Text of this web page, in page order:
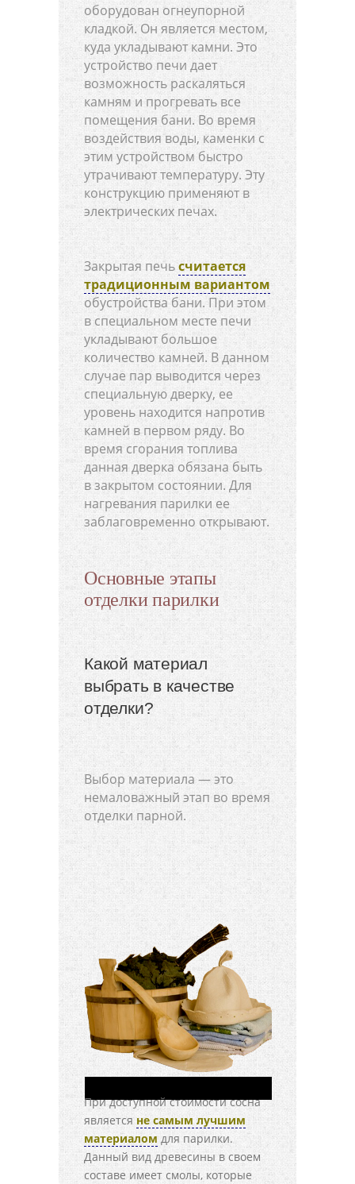
оборудован огнеупорной
кладкой. Он является местом,
куда укладывают камни. Это
устройство печи дает
возможность раскаляться
камням и прогревать все
помещения бани. Во время
воздействия воды, каменки с
этим устройством быстро
утрачивают температуру. Эту
конструкцию применяют в
электрических печах.
Закрытая печьсчитается
традиционным вариантом
обустройства бани. При этом
в специальном месте печи
укладывают большое
количество камней. В данном
случае пар выводится через
специальную дверку, ее
уровень находится напротив
камней в первом ряду. Во
время сгорания топлива
данная дверка обязана быть
в закрытом состоянии. Для
нагревания парилки ее
заблаговременно открывают.
Основные этапы
отделки парилки
Какой материал
выбрать в качестве
отделки?
Выбор материала — это
немаловажный этап во время
отделки парной.
При доступной стоимости сосна
является не самым лучшим
материалом для парилки.
Данный вид древесины в своем
составе имеет смолы, которые